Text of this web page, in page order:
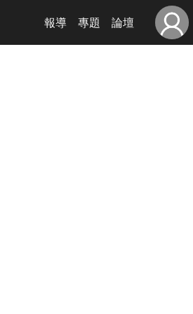
報導 專題 論壇